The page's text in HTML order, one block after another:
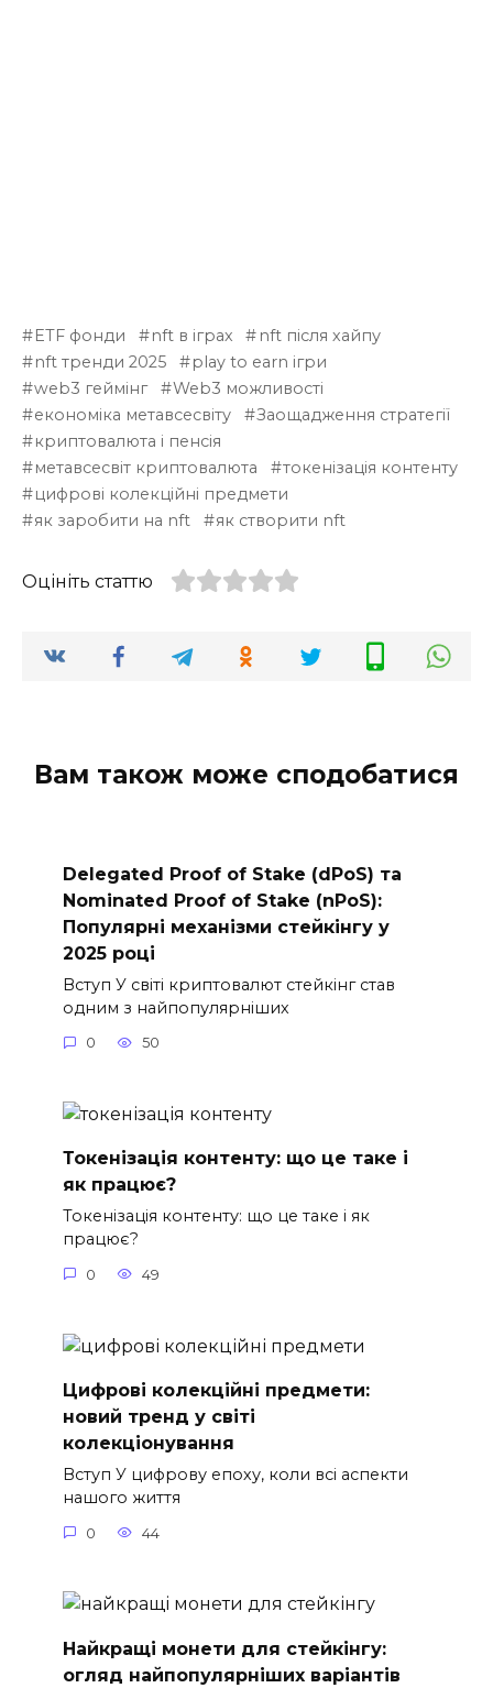
ETF фонди nft в іграх
nft після хайпу
nft тренди 2025
play to earn ігри
web3 геймінг
Web3 можливості
економіка метавсесвіту
Заощадження стратегії
криптовалюта і пенсія
метавсесвіт криптовалюта
токенізація контенту
цифрові колекційні предмети
як заробити на nft
як створити nft
Оцініть статтю
Вам також може сподобатися
Delegated Proof of Stake (dPoS) та
Nominated Proof of Stake (nPoS):
Популярні механізми стейкінгу у
2025 році
Вступ У світі криптовалют стейкінг став
одним з найпопулярніших
0 50
Токенізація контенту: що це таке і
як працює?
Токенізація контенту: що це таке і як
працює?
0 49
Цифрові колекційні предмети:
новий тренд у світі
колекціонування
Вступ У цифрову епоху, коли всі аспекти
нашого життя
0 44
Найкращі монети для стейкінгу:
огляд найпопулярніших варіантів